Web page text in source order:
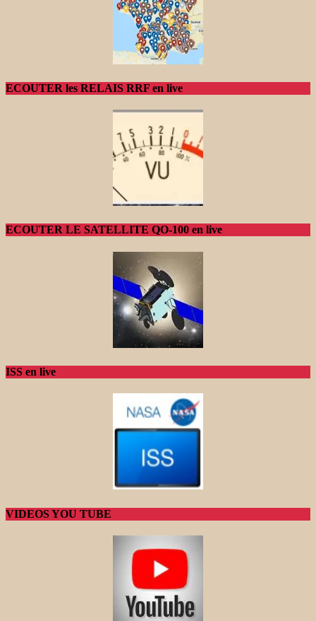
ECOUTER les RELAIS RRF en live
ECOUTER LE SATELLITE QO-100 en live
ISS en live
VIDEOS YOU TUBE